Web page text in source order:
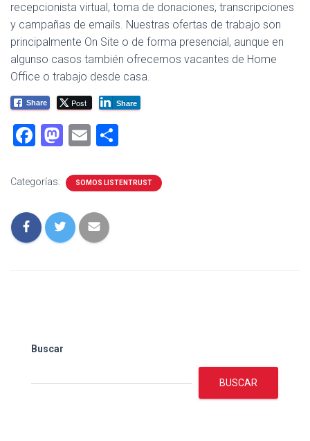
recepcionista virtual, toma de donaciones, transcripciones
y campañas de emails. Nuestras ofertas de trabajo son
principalmente On Site o de forma presencial, aunque en
algunso casos también ofrecemos vacantes de Home
Office o trabajo desde casa.
Share Post Share
F
ce
o
ok
M
st
d
o
E
ai m
Categorías: SOMOS LISTENTRUST
Buscar
BUSCAR